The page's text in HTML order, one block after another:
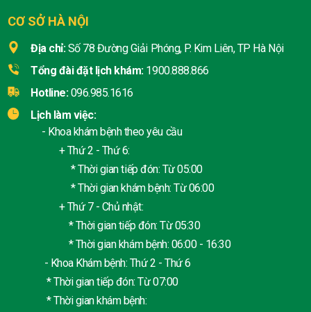
CƠ SỞ HÀ NỘI
Địa chỉ: Số 78 Đường Giải Phóng, P. Kim Liên, TP Hà Nội
Tổng đài đặt lịch khám: 1900.888.866
Hotline: 096.985.1616
Lịch làm việc:
- Khoa khám bệnh theo yêu cầu
+ Thứ 2 - Thứ 6:
* Thời gian tiếp đón: Từ 05:00
* Thời gian khám bệnh: Từ 06:00
+ Thứ 7 - Chủ nhật:
* Thời gian tiếp đón: Từ 05:30
* Thời gian khám bệnh: 06:00 - 16:30
- Khoa Khám bệnh: Thứ 2 - Thứ 6
* Thời gian tiếp đón: Từ 07:00
* Thời gian khám bệnh: